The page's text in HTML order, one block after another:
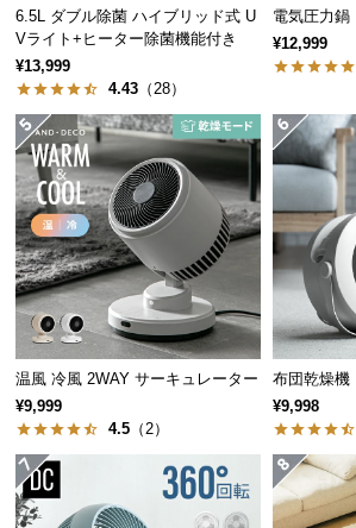
て
返
品・
キ
ャ
ン
セ
ル
に
つ
い
て
保
証
に
つ
6.5L ダブル除菌 ハイブリッド式 U
Vライト+ヒーター除菌機能付き
¥13,999
4.43 （28）
電気圧力鍋
¥12,999
温風 冷風 2WAY サーキュレーター
¥9,999
4.5 （2）
布団乾燥機
¥9,998